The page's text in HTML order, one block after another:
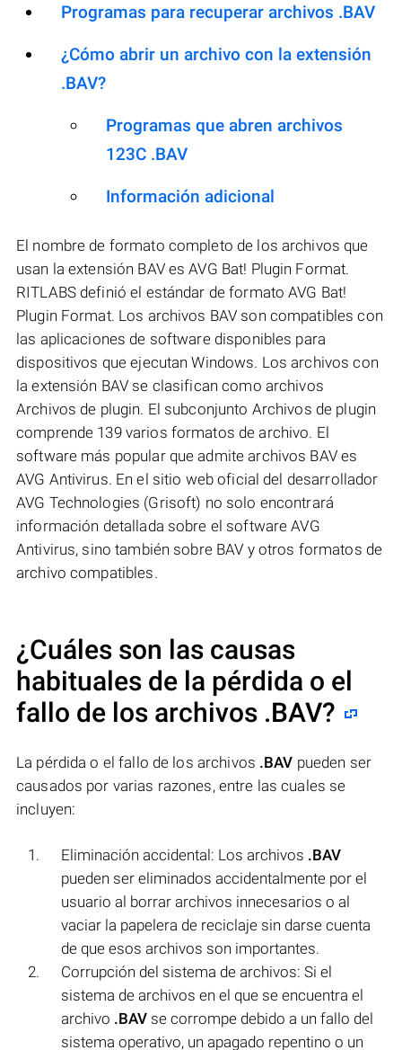
Programas para recuperar archivos .BAV
¿Cómo abrir un archivo con la extensión
.BAV?
Programas que abren archivos
123C .BAV
Información adicional
El nombre de formato completo de los archivos que
usan la extensión BAV es AVG Bat! Plugin Format.
RITLABS definió el estándar de formato AVG Bat!
Plugin Format. Los archivos BAV son compatibles con
las aplicaciones de software disponibles para
dispositivos que ejecutan Windows. Los archivos con
la extensión BAV se clasifican como archivos
Archivos de plugin. El subconjunto Archivos de plugin
comprende 139 varios formatos de archivo. El
software más popular que admite archivos BAV es
AVG Antivirus. En el sitio web oficial del desarrollador
AVG Technologies (Grisoft) no solo encontrará
información detallada sobre el software AVG
Antivirus, sino también sobre BAV y otros formatos de
archivo compatibles.
¿Cuáles son las causas
habituales de la pérdida o el
fallo de los archivos .BAV?
La pérdida o el fallo de los archivos .BAV pueden ser
causados por varias razones, entre las cuales se
incluyen:
Eliminación accidental: Los archivos .BAV
pueden ser eliminados accidentalmente por el
usuario al borrar archivos innecesarios o al
vaciar la papelera de reciclaje sin darse cuenta
de que esos archivos son importantes.
Corrupción del sistema de archivos: Si el
sistema de archivos en el que se encuentra el
archivo .BAV se corrompe debido a un fallo del
sistema operativo, un apagado repentino o un